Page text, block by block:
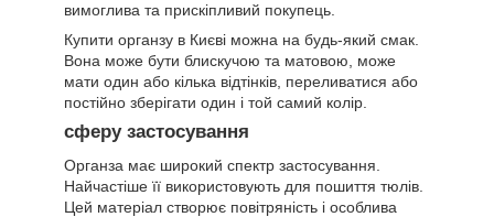
вимоглива та прискіпливий покупець.
Купити органзу в Києві можна на будь-який смак.
Вона може бути блискучою та матовою, може
мати один або кілька відтінків, переливатися або
постійно зберігати один і той самий колір.
сферу застосування
Органза має широкий спектр застосування.
Найчастіше її використовують для пошиття тюлів.
Цей матеріал створює повітряність і особлива